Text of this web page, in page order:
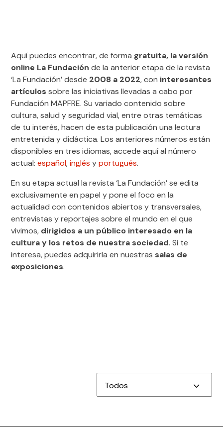
Aquí puedes encontrar, de forma gratuita, la versión
online La Fundación de la anterior etapa de la revista
‘La Fundación’ desde 2008 a 2022, con interesantes
artículos sobre las iniciativas llevadas a cabo por
Fundación MAPFRE. Su variado contenido sobre
cultura, salud y seguridad vial, entre otras temáticas
de tu interés, hacen de esta publicación una lectura
entretenida y didáctica. Los anteriores números están
disponibles en tres idiomas, accede aquí al número
actual:español,inglésyportugués.
En su etapa actual la revista ‘La Fundación’ se edita
exclusivamente en papel y pone el foco en la
actualidad con contenidos abiertos y transversales,
entrevistas y reportajes sobre el mundo en el que
vivimos, dirigidos a un público interesado en la
cultura y los retos de nuestra sociedad. Si te
interesa, puedes adquirirla en nuestras salas de
exposiciones.